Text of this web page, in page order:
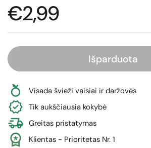
Normali kaina
€2,99
Išparduota
Visada švieži vaisiai ir daržovės
Tik aukščiausia kokybė
Greitas pristatymas
Klientas - Prioritetas Nr. 1